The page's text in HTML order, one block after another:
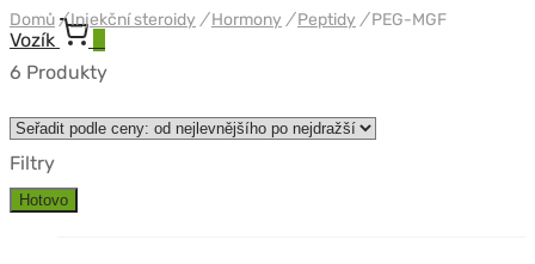
Vozík
Domů /Injekční steroidy / Hormony / Peptidy /PEG-MGF
6 Produkty
Filtry
Hotovo